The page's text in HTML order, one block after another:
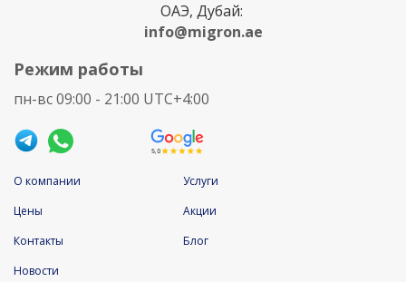
ОАЭ, Дубай:
info@migron.ae
Режим работы
пн-вс 09:00 - 21:00 UTC+4:00
О компании
Цены
Контакты
Новости
Услуги
Акции
Блог